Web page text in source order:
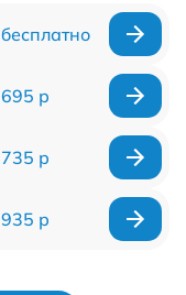
бесплатно
695 р
735 р
935 р